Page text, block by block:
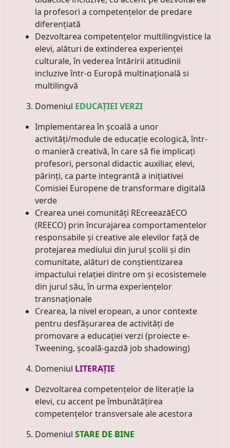
la profesori a competențelor de predare
diferențiată
Dezvoltarea competențelor multilingvistice la
elevi, alături de extinderea experienței
culturale, în vederea întăririi atitudinii
incluzive într-o Europă multinațională si
multilingvă
Domeniul EDUCAȚIEI VERZI
Implementarea în școală a unor
activități/module de educație ecologică, într-
o manieră creativă, în care să fie implicați
profesori, personal didactic auxiliar, elevi,
părinți, ca parte integrantă a inițiativei
Comisiei Europene de transformare digitală
verde
Crearea unei comunități REcreeazăECO
(REECO) prin încurajarea comportamentelor
responsabile și creative ale elevilor față de
protejarea mediului din jurul școlii și din
comunitate, alături de conștientizarea
impactului relației dintre om și ecosistemele
din jurul său, în urma experiențelor
transnaționale
Crearea, la nivel eropean, a unor contexte
pentru desfășurarea de activități de
promovare a educației verzi (proiecte e-
Tweening, școală-gazdă job shadowing)
Domeniul LITERAȚIE
Dezvoltarea competențelor de literație la
elevi, cu accent pe îmbunătățirea
competențelor transversale ale acestora
Domeniul STARE DE BINE